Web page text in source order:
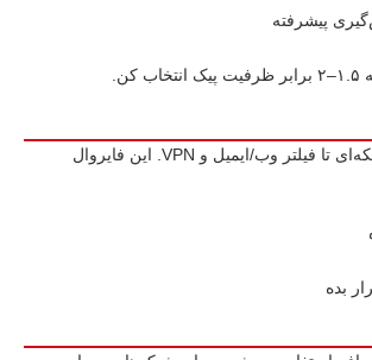
UTM برای محیط‌هایی طراحی شده که می‌خواهند «همه‌چیز در یک دستگاه» داشته باشند؛ از فایروال و ضدبدافزار شبکه‌ای تا فیلتر وب/ایمیل و VPN. این فایروال